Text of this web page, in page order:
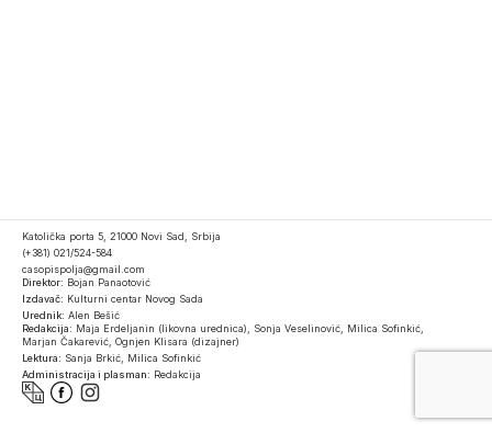
Katolička porta 5, 21000 Novi Sad, Srbija
(+381) 021/524-584
casopispolja@gmail.com
Direktor: Bojan Panaotović
Izdavač: Kulturni centar Novog Sada
Urednik: Alen Bešić
Redakcija: Maja Erdeljanin (likovna urednica), Sonja Veselinović, Milica Sofinkić,
Marjan Čakarević, Ognjen Klisara (dizajner)
Lektura: Sanja Brkić, Milica Sofinkić
Administracija i plasman: Redakcija